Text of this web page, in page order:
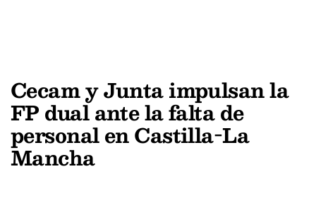
Cecam y Junta impulsan la
FP dual ante la falta de
personal en Castilla-La
Mancha